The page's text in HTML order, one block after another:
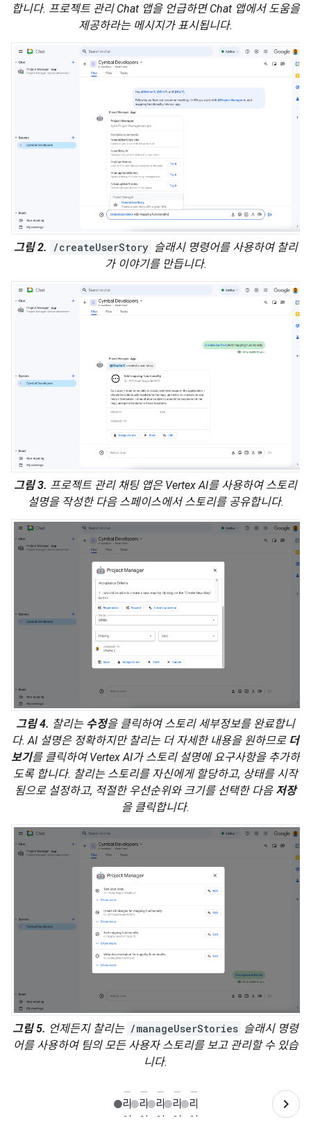
합니다. 프로젝트 관리 Chat 앱을 언급하면 Chat 앱에서 도움을
제공하라는 메시지가 표시됩니다.
그림 2. /createUserStory 슬래시 명령어를 사용하여 찰리
가 이야기를 만듭니다.
그림 3. 프로젝트 관리 채팅 앱은 Vertex AI를 사용하여 스토리
설명을 작성한 다음 스페이스에서 스토리를 공유합니다.
그림 4. 찰리는 수정을 클릭하여 스토리 세부정보를 완료합니
다. AI 설명은 정확하지만 찰리는 더 자세한 내용을 원하므로 더
보기를 클릭하여 Vertex AI가 스토리 설명에 요구사항을 추가하
도록 합니다. 찰리는 스토리를 자신에게 할당하고, 상태를 시작
됨으로 설정하고, 적절한 우선순위와 크기를 선택한 다음 저장
을 클릭합니다.
그림 5. 언제든지 찰리는 /manageUserStories 슬래시 명령
어를 사용하여 팀의 모든 사용자 스토리를 보고 관리할 수 있습
니다.